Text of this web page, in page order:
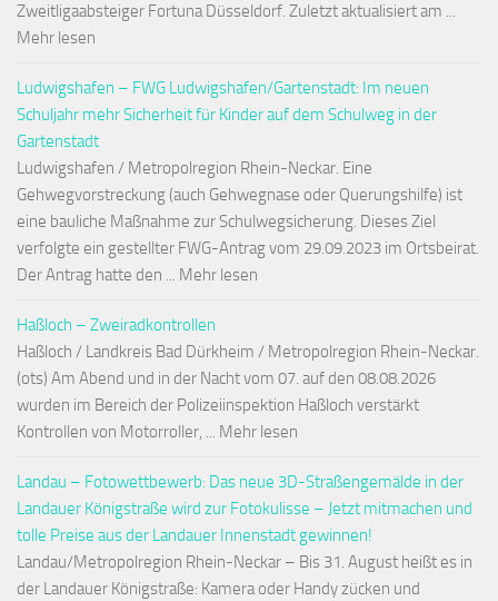
Zweitligaabsteiger Fortuna Düsseldorf. Zuletzt aktualisiert am ...
Mehr lesen
Ludwigshafen – FWG Ludwigshafen/Gartenstadt: Im neuen
Schuljahr mehr Sicherheit für Kinder auf dem Schulweg in der
Gartenstadt
Ludwigshafen / Metropolregion Rhein-Neckar. Eine
Gehwegvorstreckung (auch Gehwegnase oder Querungshilfe) ist
eine bauliche Maßnahme zur Schulwegsicherung. Dieses Ziel
verfolgte ein gestellter FWG-Antrag vom 29.09.2023 im Ortsbeirat.
Der Antrag hatte den ... Mehr lesen
Haßloch – Zweiradkontrollen
Haßloch / Landkreis Bad Dürkheim / Metropolregion Rhein-Neckar.
(ots) Am Abend und in der Nacht vom 07. auf den 08.08.2026
wurden im Bereich der Polizeiinspektion Haßloch verstärkt
Kontrollen von Motorroller, ... Mehr lesen
Landau – Fotowettbewerb: Das neue 3D-Straßengemälde in der
Landauer Königstraße wird zur Fotokulisse – Jetzt mitmachen und
tolle Preise aus der Landauer Innenstadt gewinnen!
Landau/Metropolregion Rhein-Neckar – Bis 31. August heißt es in
der Landauer Königstraße: Kamera oder Handy zücken und